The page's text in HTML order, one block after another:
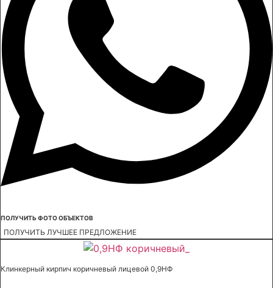
ПОЛУЧИТЬ ФОТО ОБЪЕКТОВ
ПОЛУЧИТЬ ЛУЧШЕЕ ПРЕДЛОЖЕНИЕ
Клинкерный кирпич коричневый лицевой 0,9НФ